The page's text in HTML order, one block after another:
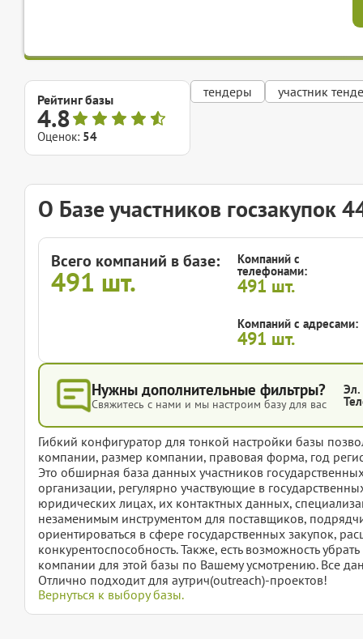
Рейтинг базы
4.8
Оценок: 54
тендеры участник
О Базе участников госзакупок
Всего компаний в базе:
491 шт.
Компаний с
телефонами:
491 шт.
Компаний с адресами:
491 шт.
Нужны дополнительные фильтры?
Свяжитесь с нами и мы настроим базу для вас
Эл.
Гибкий конфигуратор для тонкой настройки базы
компании, размер компании, правовая форма, год
Это обширная база данных участников
организации, регулярно участвующие в
юридических лицах, их контактных данных,
незаменимым инструментом для поставщиков,
ориентироваться в сфере государственных закупок,
конкурентоспособность. Также, есть возможность
компании для этой базы по Вашему усмотрению. Все
Отлично подходит для аутрич(outreach)-проектов!
Вернуться к выбору базы.